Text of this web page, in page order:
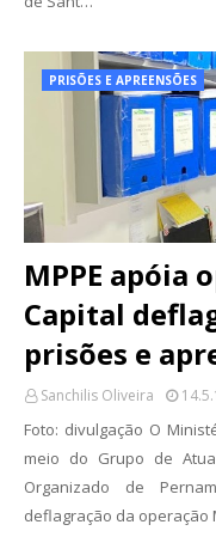
PRISÕES E APREENSÕES
MPPE apóia
Capital
prisões e
Sanchilis Oliveira
Foto: divulgação O
meio do Grupo de
Organizado de
deflagração da operação